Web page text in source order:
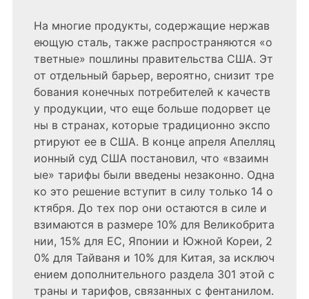
На многие продукты, содержащие нержав
еющую сталь, также распространяются «о
тветные» пошлины правительства США. Эт
от отдельный барьер, вероятно, снизит тре
бования конечных потребителей к качеств
у продукции, что еще больше подорвет це
ны в странах, которые традиционно экспо
ртируют ее в США. В конце апреля Апелляц
ионный суд США постановил, что «взаимн
ые» тарифы были введены незаконно. Одна
ко это решение вступит в силу только 14 о
ктября. До тех пор они остаются в силе и
взимаются в размере 10% для Великобрита
нии, 15% для ЕС, Японии и Южной Кореи, 2
0% для Тайваня и 10% для Китая, за исключ
ением дополнительного раздела 301 этой с
траны и тарифов, связанных с фентанилом.